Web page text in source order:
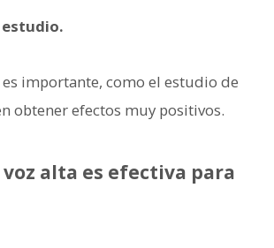
importante, como el estudio de
obtener efectos muy positivos.
alta es efectiva para